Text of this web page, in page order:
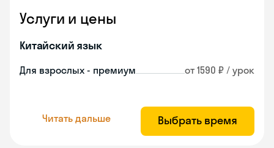
Услуги и цены
Китайский язык
Для взрослых - премиум от 1590 ₽ / урок
Читать дальше Выбрать время